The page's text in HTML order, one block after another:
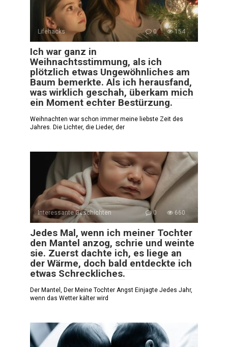
Lifehacks 0 154
Ich war ganz in
Weihnachtsstimmung, als ich
plötzlich etwas Ungewöhnliches am
Baum bemerkte. Als ich herausfand,
was wirklich geschah, überkam mich
ein Moment echter Bestürzung.
Weihnachten war schon immer meine liebste Zeit des
Jahres. Die Lichter, die Lieder, der
Interessante Geschichten 0 660
Jedes Mal, wenn ich meiner Tochter
den Mantel anzog, schrie und weinte
sie. Zuerst dachte ich, es liege an
der Wärme, doch bald entdeckte ich
etwas Schreckliches.
Der Mantel, Der Meine Tochter Angst Einjagte Jedes Jahr,
wenn das Wetter kälter wird